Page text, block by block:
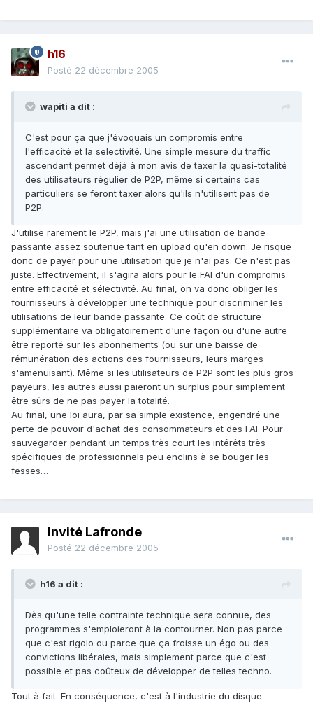
h16
Posté 22 décembre 2005
wapiti a dit :
C'est pour ça que j'évoquais un compromis entre
l'efficacité et la selectivité. Une simple mesure du traffic
ascendant permet déjà à mon avis de taxer la quasi-totalité
des utilisateurs régulier de P2P, même si certains cas
particuliers se feront taxer alors qu'ils n'utilisent pas de
P2P.
J'utilise rarement le P2P, mais j'ai une utilisation de bande
passante assez soutenue tant en upload qu'en down. Je risque
donc de payer pour une utilisation que je n'ai pas. Ce n'est pas
juste. Effectivement, il s'agira alors pour le FAI d'un compromis
entre efficacité et sélectivité. Au final, on va donc obliger les
fournisseurs à développer une technique pour discriminer les
utilisations de leur bande passante. Ce coût de structure
supplémentaire va obligatoirement d'une façon ou d'une autre
être reporté sur les abonnements (ou sur une baisse de
rémunération des actions des fournisseurs, leurs marges
s'amenuisant). Même si les utilisateurs de P2P sont les plus gros
payeurs, les autres aussi paieront un surplus pour simplement
être sûrs de ne pas payer la totalité.
Au final, une loi aura, par sa simple existence, engendré une
perte de pouvoir d'achat des consommateurs et des FAI. Pour
sauvegarder pendant un temps très court les intérêts très
spécifiques de professionnels peu enclins à se bouger les
fesses…
Invité Lafronde
Posté 22 décembre 2005
h16 a dit :
Dès qu'une telle contrainte technique sera connue, des
programmes s'emploieront à la contourner. Non pas parce
que c'est rigolo ou parce que ça froisse un égo ou des
convictions libérales, mais simplement parce que c'est
possible et pas coûteux de développer de telles techno.
Tout à fait. En conséquence, c'est à l'industrie du disque